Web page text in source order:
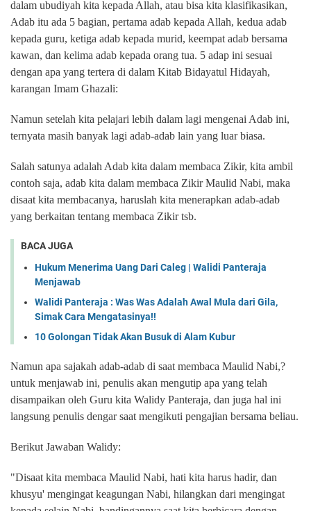
dalam ubudiyah kita kepada Allah, atau bisa kita klasifikasikan,
Adab itu ada 5 bagian, pertama adab kepada Allah, kedua adab
kepada guru, ketiga adab kepada murid, keempat adab bersama
kawan, dan kelima adab kepada orang tua. 5 adap ini sesuai
dengan apa yang tertera di dalam Kitab Bidayatul Hidayah,
karangan Imam Ghazali:
Namun setelah kita pelajari lebih dalam lagi mengenai Adab ini,
ternyata masih banyak lagi adab-adab lain yang luar biasa.
Salah satunya adalah Adab kita dalam membaca Zikir, kita ambil
contoh saja, adab kita dalam membaca Zikir Maulid Nabi, maka
disaat kita membacanya, haruslah kita menerapkan adab-adab
yang berkaitan tentang membaca Zikir tsb.
BACA JUGA
Hukum Menerima Uang Dari Caleg | Walidi Panteraja
Menjawab
Walidi Panteraja : Was Was Adalah Awal Mula dari Gila,
Simak Cara Mengatasinya!!
10 Golongan Tidak Akan Busuk di Alam Kubur
Namun apa sajakah adab-adab di saat membaca Maulid Nabi,?
untuk menjawab ini, penulis akan mengutip apa yang telah
disampaikan oleh Guru kita Walidy Panteraja, dan juga hal ini
langsung penulis dengar saat mengikuti pengajian bersama beliau.
Berikut Jawaban Walidy:
"Disaat kita membaca Maulid Nabi, hati kita harus hadir, dan
khusyu' mengingat keagungan Nabi, hilangkan dari mengingat